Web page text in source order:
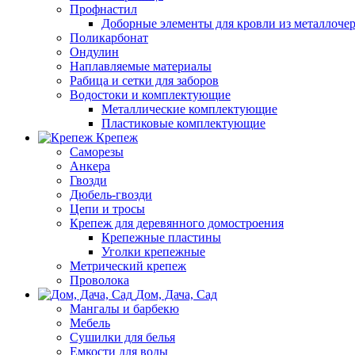
Профнастил
Доборные элементы для кровли из
Поликарбонат
Ондулин
Наплавляемые материалы
Рабица и сетки для заборов
Водостоки и комплектующие
Металлические комплектующие
Пластиковые комплектующие
Крепеж
Саморезы
Анкера
Гвозди
Дюбель-гвозди
Цепи и тросы
Крепеж для деревянного домостроения
Крепежные пластины
Уголки крепежные
Метрический крепеж
Проволока
Дом, Дача, Сад
Мангалы и барбекю
Мебель
Сушилки для белья
Емкости для воды